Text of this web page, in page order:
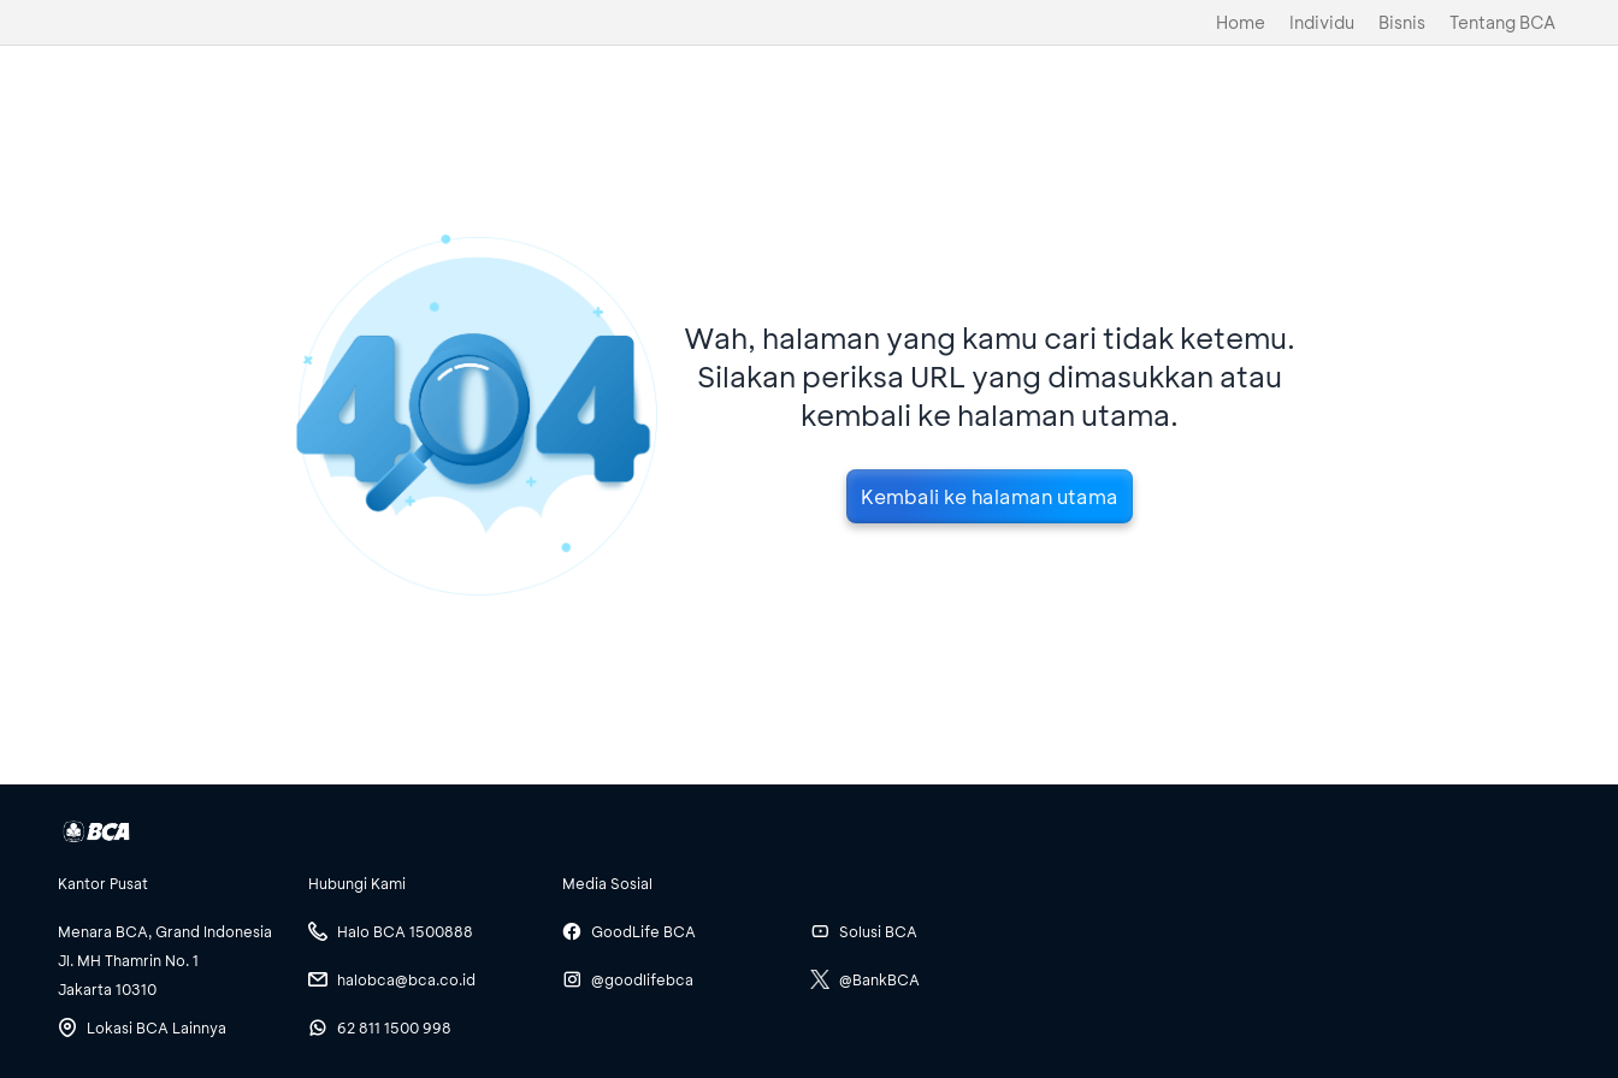
Home Individu Bisnis Tentang BCA
Wah, halaman yang kamu cari tidak ketemu.
Silakan periksa URL yang dimasukkan atau
kembali ke halaman utama.
Kembali ke halaman utama
Kantor Pusat
Menara BCA, Grand Indonesia
Jl. MH Thamrin No. 1
Jakarta 10310
Lokasi BCA Lainnya
Hubungi Kami
Halo BCA 1500888
halobca@bca.co.id
62 811 1500 998
Media Sosial
GoodLife BCA
@goodlifebca
Solusi BCA
@BankBCA